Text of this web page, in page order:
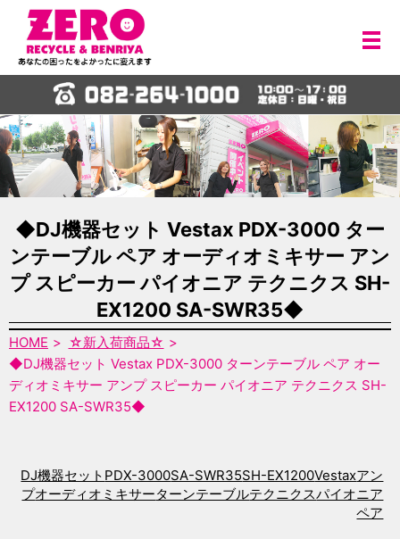
メ
◆DJ機器セット Vestax PDX-3000 ター
ンテーブル ペア オーディオミキサー アン
プ スピーカー パイオニア テクニクス SH-
EX1200 SA-SWR35◆
HOME
☆新入荷商品☆
◆DJ機器セット Vestax PDX-3000 ターンテーブル ペア オー
ディオミキサー アンプ スピーカー パイオニア テクニクス SH-
EX1200 SA-SWR35◆
DJ機器セット PDX-3000SA-SWR35SH-EX1200Vestaxアン
プオーディオミキサーターンテーブルテクニクスパイオニア
ペア